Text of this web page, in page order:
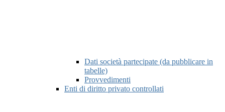
Dati società partecipate (da pubblicare in
tabelle)
Provvedimenti
Enti di diritto privato controllati